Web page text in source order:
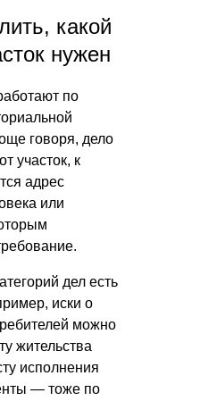
какой
нужен
по
говоря, дело
участок, к
адрес
или
дел есть
иски о
можно
жительства
исполнения
— тоже по